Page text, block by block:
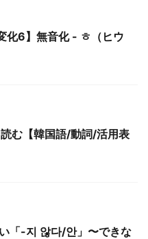
化6】無音化 - ㅎ（ヒウ
む【韓国語/動詞/活用表
「-지 않다/안」〜できな